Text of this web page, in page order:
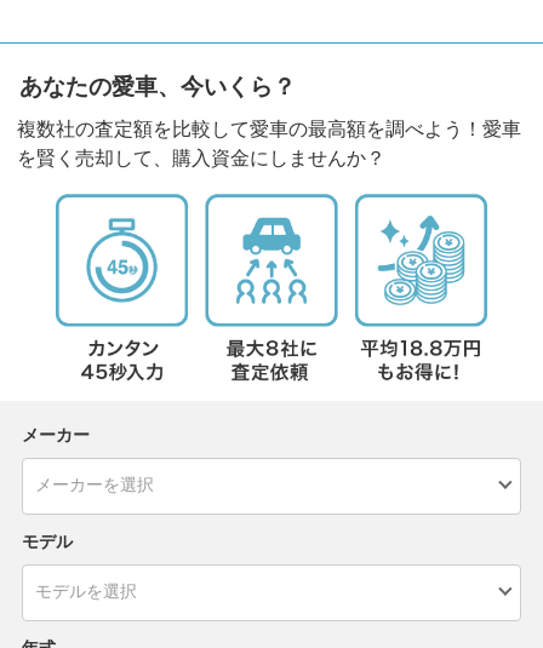
あなたの愛車、今いくら？
複数社の査定額を比較して愛車の最高額を調べよう！愛車
を賢く売却して、購入資金にしませんか？
メーカー
モデル